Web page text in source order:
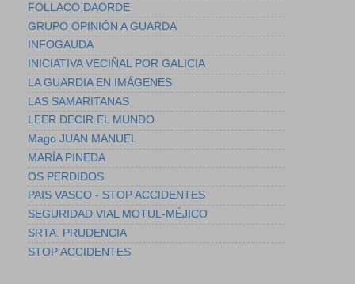
FOLLACO DAORDE
GRUPO OPINIÓN A GUARDA
INFOGAUDA
INICIATIVA VECIÑAL POR GALICIA
LA GUARDIA EN IMÁGENES
LAS SAMARITANAS
LEER DECIR EL MUNDO
Mago JUAN MANUEL
MARÍA PINEDA
OS PERDIDOS
PAIS VASCO - STOP ACCIDENTES
SEGURIDAD VIAL MOTUL-MÉJICO
SRTA. PRUDENCIA
STOP ACCIDENTES